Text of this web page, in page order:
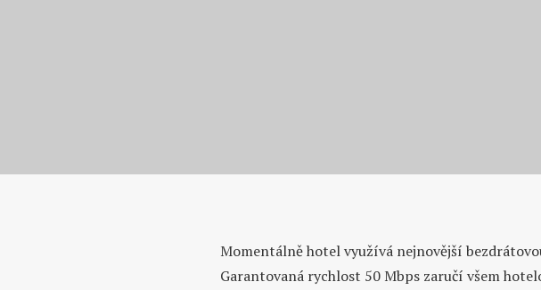
Momentálně hotel využívá nejnovější
Garantovaná rychlost 50 Mbps zaručí všem